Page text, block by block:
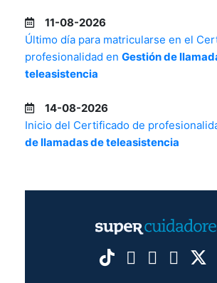
11-08-2026
Último día para matricularse en el
profesionalidad en Gestión de
teleasistencia
14-08-2026
Inicio del Certificado de
de llamadas de teleasistencia